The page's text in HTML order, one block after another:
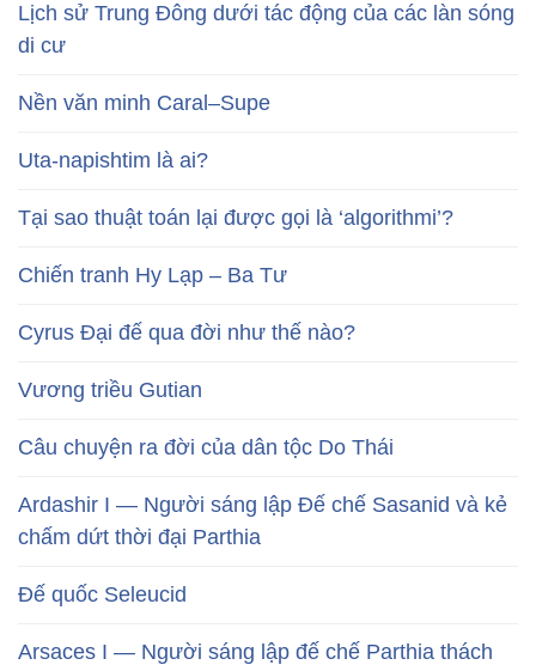
Lịch sử Trung Đông dưới tác động của các làn sóng
di cư
Nền văn minh Caral–Supe
Uta-napishtim là ai?
Tại sao thuật toán lại được gọi là ‘algorithmi’?
Chiến tranh Hy Lạp – Ba Tư
Cyrus Đại đế qua đời như thế nào?
Vương triều Gutian
Câu chuyện ra đời của dân tộc Do Thái
Ardashir I — Người sáng lập Đế chế Sasanid và kẻ
chấm dứt thời đại Parthia
Đế quốc Seleucid
Arsaces I — Người sáng lập đế chế Parthia thách